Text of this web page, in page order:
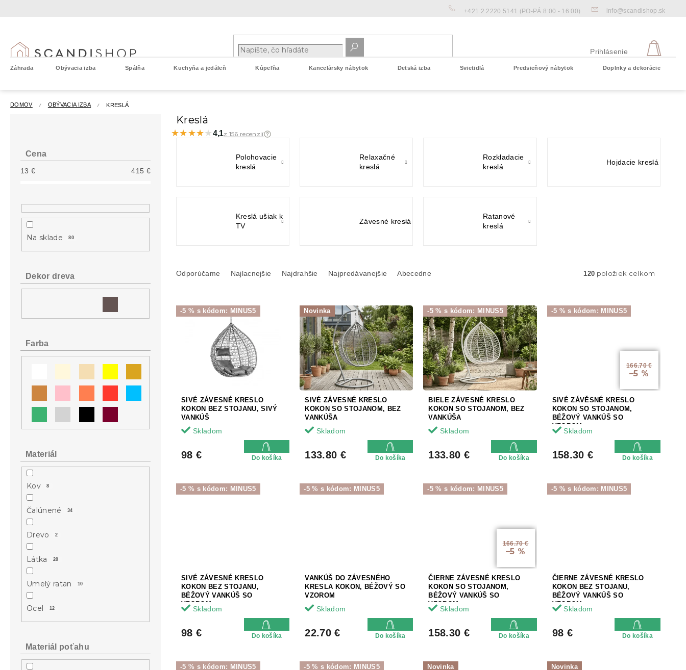
+421 2 2220 5141 (PO-PÁ 8:00 - 16:00) info@scandishop.sk
Prihlásenie
Záhrada Obývacia izba Spálňa Kuchyňa a jedáleň Kúpeľňa Kancelársky nábytok Detská izba Svietidlá Predsieňový nábytok Doplnky a dekorácie
DOMOV OBÝVACIA IZBA KRESLÁ
Cena
13 € 415 €
Na sklade 80
Dekor dreva
Farba
Materiál
Kov 8
Čalúnené 34
Drevo 2
Látka 20
Umelý ratan 10
Ocel 12
Materiál poťahu
Kreslá
★★★★★
★★★★★4,1z 156 recenzií
Polohovacie
kreslá
Relaxačné
kreslá
Rozkladacie
kreslá
Hojdacie kreslá
Kreslá ušiak k
TV
Závesné kreslá
Ratanové
kreslá
a
n
Odporúčame Najlacnejšie Najdrahšie Najpredávanejšie Abecedne 120 položiek celkom
V
ý -5 % s kódom: MINUS5
SIVÉ ZÁVESNÉ KRESLO
KOKON BEZ STOJANU, SIVÝ
VANKÚŠ
Skladom
98 € Do košíka
Novinka
SIVÉ ZÁVESNÉ KRESLO
KOKON SO STOJANOM, BEZ
VANKÚŠA
Skladom
133.80 € Do košíka
-5 % s kódom: MINUS5
BIELE ZÁVESNÉ KRESLO
KOKON SO STOJANOM, BEZ
VANKÚŠA
Skladom
133.80 € Do košíka
-5 % s kódom: MINUS5
166.70 €
–5 %
SIVÉ ZÁVĚSNÉ KRESLO
KOKON SO STOJANOM,
BÉŽOVÝ VANKÚŠ SO
VZOROM
Skladom
158.30 € Do košíka
-5 % s kódom: MINUS5
SIVÉ ZÁVESNÉ KRESLO
KOKON BEZ STOJANU,
BÉŽOVÝ VANKÚŠ SO
VZOROM
Skladom
98 € Do košíka
-5 % s kódom: MINUS5
VANKÚŠ DO ZÁVESNÉHO
KRESLA KOKON, BÉŽOVÝ SO
VZOROM
Skladom
22.70 € Do košíka
-5 % s kódom: MINUS5
166.70 €
–5 %
ČIERNE ZÁVESNÉ KRESLO
KOKON SO STOJANOM,
BÉŽOVÝ VANKÚŠ SO
VZOROM
Skladom
158.30 € Do košíka
-5 % s kódom: MINUS5
ČIERNE ZÁVESNÉ KRESLO
KOKON BEZ STOJANU,
BÉŽOVÝ VANKÚŠ SO
VZOROM
Skladom
98 € Do košíka
-5 % s kódom: MINUS5 -5 % s kódom: MINUS5 Novinka Novinka